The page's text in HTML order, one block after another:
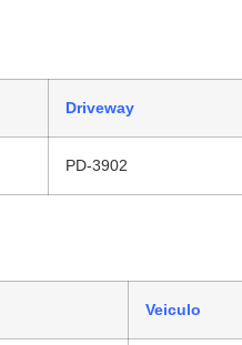
Driveway
PD-3902
Veiculo